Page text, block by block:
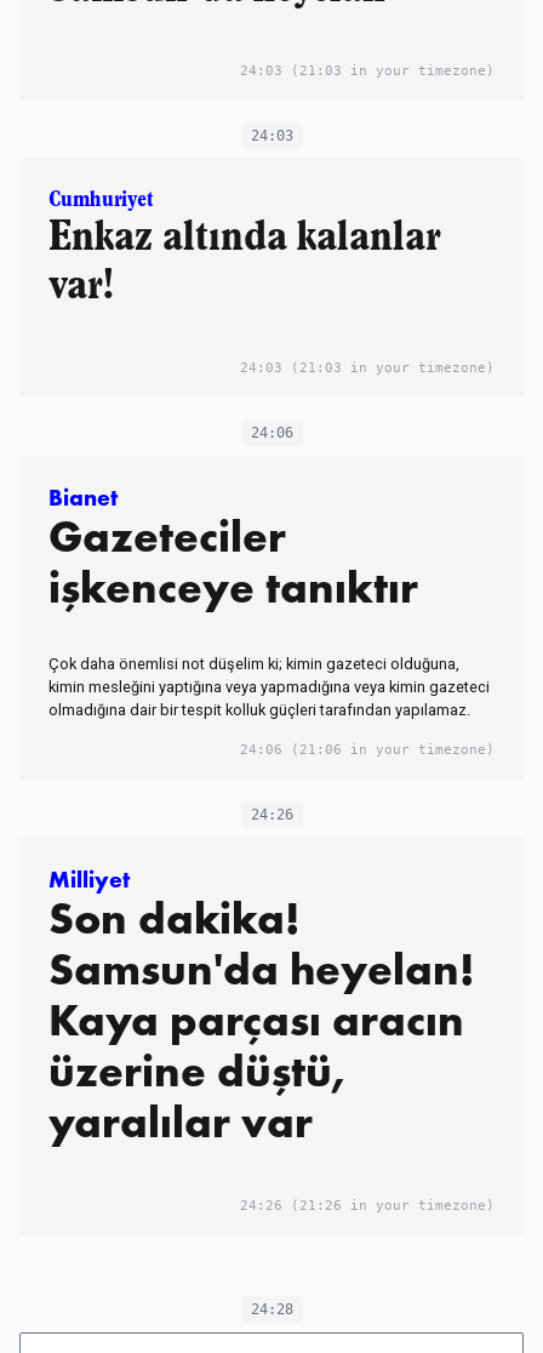
24:03 (21:03 in your timezone)
24:03
Cumhuriyet
Enkaz altında kalanlar
var!
24:03 (21:03 in your timezone)
24:06
Bianet
Gazeteciler
işkenceye tanıktır
Çok daha önemlisi not düşelim ki; kimin gazeteci olduğuna,
kimin mesleğini yaptığına veya yapmadığına veya kimin gazeteci
olmadığına dair bir tespit kolluk güçleri tarafından yapılamaz.
24:06 (21:06 in your timezone)
24:26
Milliyet
Son dakika!
Samsun'da heyelan!
Kaya parçası aracın
üzerine düştü,
yaralılar var
24:26 (21:26 in your timezone)
24:28